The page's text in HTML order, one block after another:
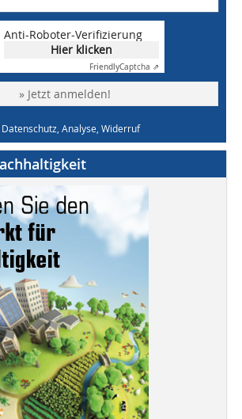
Anti-Roboter-Verifizierung
Hier klicken
FriendlyCaptcha ⇗
» Jetzt anmelden!
Analyse, Widerruf